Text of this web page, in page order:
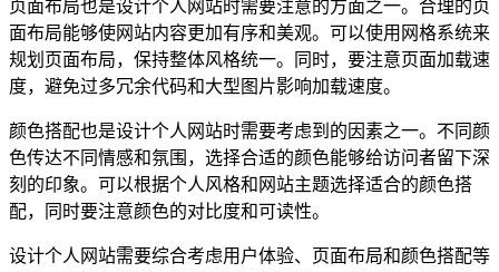
页面布局也是设计个人网站时需要注意的方面之一。合理的页
面布局能够使网站内容更加有序和美观。可以使用网格系统来
规划页面布局，保持整体风格统一。同时，要注意页面加载速
度，避免过多冗余代码和大型图片影响加载速度。
颜色搭配也是设计个人网站时需要考虑到的因素之一。不同颜
色传达不同情感和氛围，选择合适的颜色能够给访问者留下深
刻的印象。可以根据个人风格和网站主题选择适合的颜色搭
配，同时要注意颜色的对比度和可读性。
设计个人网站需要综合考虑用户体验、页面布局和颜色搭配等